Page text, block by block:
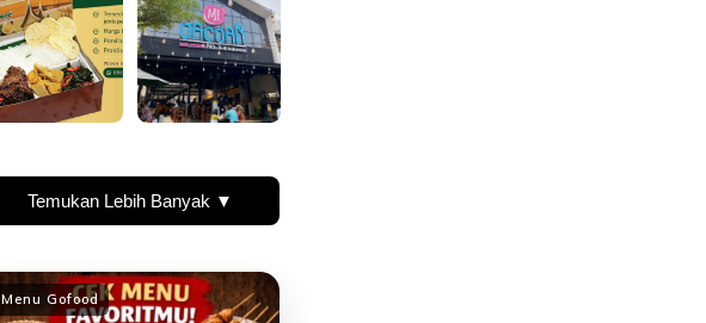
Temukan Lebih Banyak ▼
Menu Gofood